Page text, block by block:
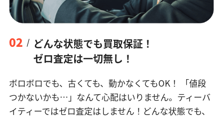
02
どんな状態でも買取保証！
ゼロ査定は一切無し！
ボロボロでも、古くても、動かなくてもOK！
「値段
つかないかも…」なんて心配はいりません。ティーバ
イティーではゼロ査定はしません！どんな状態でも、